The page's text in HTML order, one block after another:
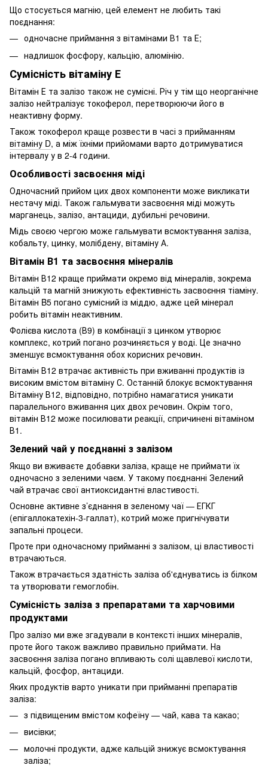
Що стосується магнію, цей елемент не любить такі
поєднання:
одночасне приймання з вітамінами В1 та Е;
надлишок фосфору, кальцію, алюмінію.
Сумісність вітаміну Е
Вітамін Е та залізо також не сумісні. Річ у тім що неорганічне
залізо нейтралізує токоферол, перетворюючи його в
неактивну форму.
Також токоферол краще розвести в часі з прийманням
вітаміну D, а між їхніми прийомами варто дотримуватися
інтервалу у в 2-4 години.
Особливості засвоєння міді
Одночасний прийом цих двох компоненти може викликати
нестачу міді. Також гальмувати засвоєння міді можуть
марганець, залізо, антациди, дубильні речовини.
Мідь своєю чергою може гальмувати всмоктування заліза,
кобальту, цинку, молібдену, вітаміну А.
Вітамін В1 та засвоєння мінералів
Вітамін В12 краще приймати окремо від мінералів, зокрема
кальцій та магній знижують ефективність засвоєння тіаміну.
Вітамін B5 погано сумісний із міддю, адже цей мінерал
робить вітамін неактивним.
Фолієва кислота (В9) в комбінації з цинком утворює
комплекс, котрий погано розчиняється у воді. Це значно
зменшує всмоктування обох корисних речовин.
Вітамін В12 втрачає активність при вживанні продуктів із
високим вмістом вітаміну С. Останній блокує всмоктування
Вітаміну В12, відповідно, потрібно намагатися уникати
паралельного вживання цих двох речовин. Окрім того,
вітамін В12 може посилювати реакції, спричинені вітаміном
В1.
Зелений чай у поєднанні з залізом
Якщо ви вживаєте добавки заліза, краще не приймати їх
одночасно з зеленими чаєм. У такому поєднанні Зелений
чай втрачає свої антиоксидантні властивості.
Основне активне з’єднання в зеленому чаї — ЕГКГ
(епігаллокатехін-3-галлат), котрий може пригнічувати
запальні процеси.
Проте при одночасному прийманні з залізом, ці властивості
втрачаються.
Також втрачається здатність заліза об'єднуватись із білком
та утворювати гемоглобін.
Сумісність заліза з препаратами та харчовими
продуктами
Про залізо ми вже згадували в контексті інших мінералів,
проте його також важливо правильно приймати. На
засвоєння заліза погано впливають солі щавлевої кислоти,
кальцій, фосфор, антациди.
Яких продуктів варто уникати при прийманні препаратів
заліза:
з підвищеним вмістом кофеїну — чай, кава та какао;
висівки;
молочні продукти, адже кальцій знижує всмоктування
заліза;